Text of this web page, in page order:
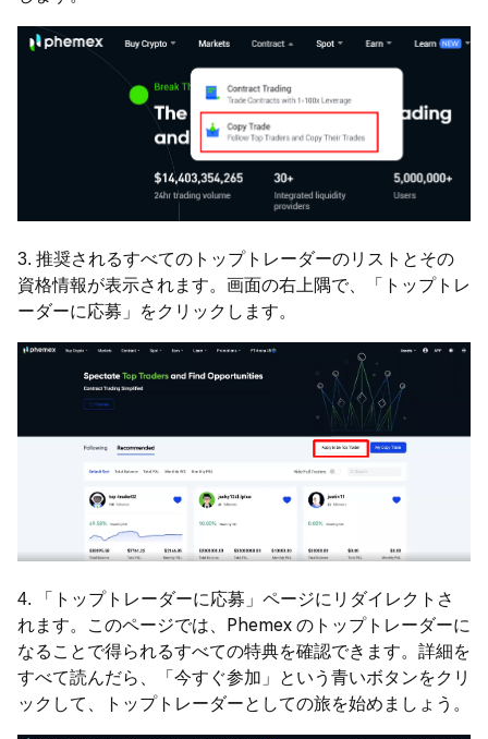
3. 推奨されるすべてのトップトレーダーのリストとその
資格情報が表示されます。画面の右上隅で、「トップトレ
ーダーに応募」をクリックします。
4. 「トップトレーダーに応募」ページにリダイレクトさ
れます。このページでは、Phemex のトップトレーダーに
なることで得られるすべての特典を確認できます。詳細を
すべて読んだら、「今すぐ参加」という青いボタンをクリ
ックして、トップトレーダーとしての旅を始めましょう。